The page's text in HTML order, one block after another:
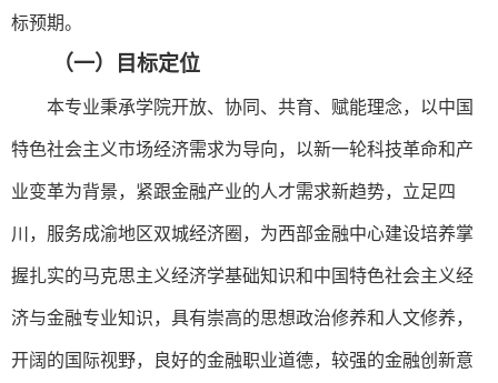
标预期。
（一）目标定位
本专业秉承学院开放、协同、共育、赋能理念，以中国
特色社会主义市场经济需求为导向，以新一轮科技革命和产
业变革为背景，紧跟金融产业的人才需求新趋势，立足四
川，服务成渝地区双城经济圈，为西部金融中心建设培养掌
握扎实的马克思主义经济学基础知识和中国特色社会主义经
济与金融专业知识，具有崇高的思想政治修养和人文修养，
开阔的国际视野，良好的金融职业道德，较强的金融创新意